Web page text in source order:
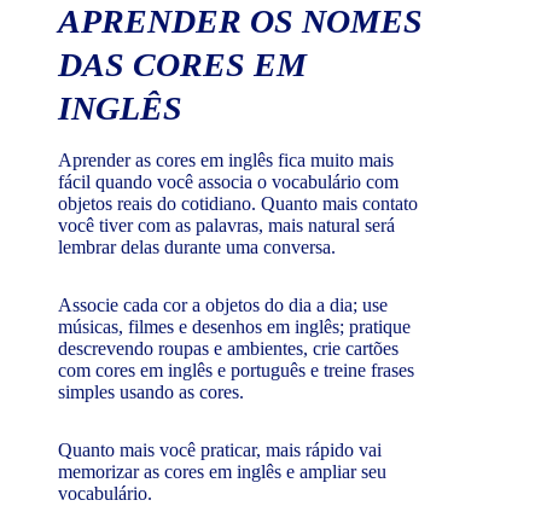
APRENDER OS NOMES
DAS CORES EM
INGLÊS
Aprender as cores em inglês fica muito mais
fácil quando você associa o vocabulário com
objetos reais do cotidiano. Quanto mais contato
você tiver com as palavras, mais natural será
lembrar delas durante uma conversa.
Associe cada cor a objetos do dia a dia; use
músicas, filmes e desenhos em inglês; pratique
descrevendo roupas e ambientes, crie cartões
com cores em inglês e português e treine frases
simples usando as cores.
Quanto mais você praticar, mais rápido vai
memorizar as cores em inglês e ampliar seu
vocabulário.